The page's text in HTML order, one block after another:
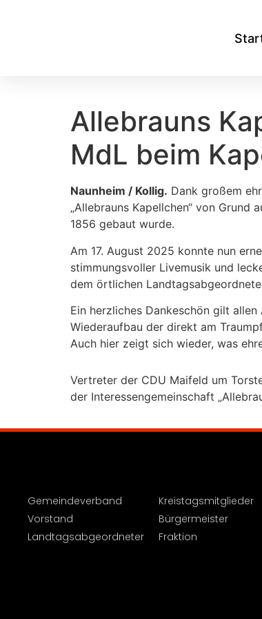
Allebrauns
MdL beim
Naunheim / Kollig. Dank großem
„Allebrauns Kapellchen“ von
1856 gebaut wurde.
Am 17. August 2025 konnte nun
stimmungsvoller Livemusik und
dem örtlichen
Ein herzliches Dankeschön gilt
Wiederaufbau der direkt am
Auch hier zeigt sich wieder, was
Vertreter der CDU Maifeld um
der Interessengemeinschaft
Gemeindeverband
Vorstand
Landtagsabgeordneter
Kreistagsmitglieder
Bürgermeister
Fraktion